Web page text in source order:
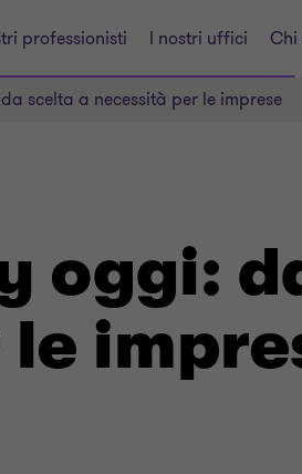
professionisti I nostri uffici Chi
scelta a necessità per le imprese
oggi: